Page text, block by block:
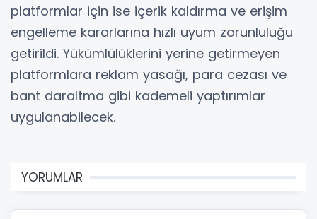
platformlar için ise içerik kaldırma ve erişim
engelleme kararlarına hızlı uyum zorunluluğu
getirildi. Yükümlülüklerini yerine getirmeyen
platformlara reklam yasağı, para cezası ve
bant daraltma gibi kademeli yaptırımlar
uygulanabilecek.
YORUMLAR